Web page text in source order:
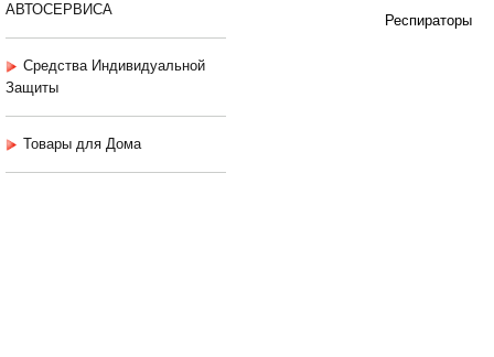
АВТОСЕРВИСА
Средства Индивидуальной
Защиты
Товары для Дома
Респираторы